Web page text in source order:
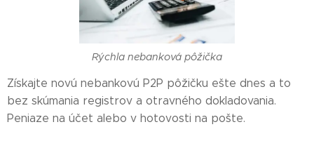
Rýchla nebanková pôžička
Získajte novú nebankovú P2P pôžičku ešte dnes a to
bez skúmania registrov a otravného dokladovania.
Peniaze na účet alebo v hotovosti na pošte.